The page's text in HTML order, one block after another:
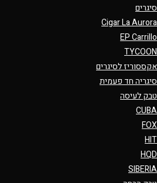
סיגרים
Cigar La Aurora
EP Carrillo
TYCOON
אקססוריז לסיגרים
סיגריה חד פעמית
טבק לעיסה
CUBA
FOX
HIT
HQD
SIBERIA